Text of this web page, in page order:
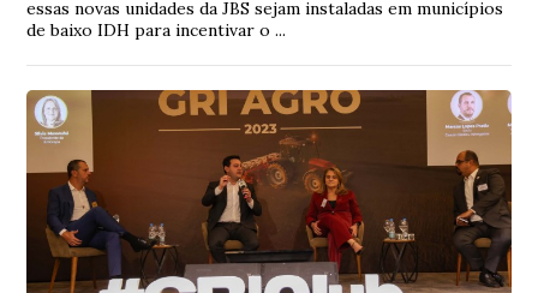
essas novas unidades da JBS sejam instaladas em municípios
de baixo IDH para incentivar o ...